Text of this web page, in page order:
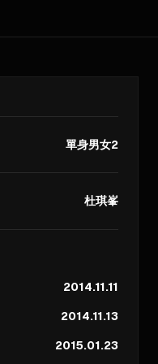
單身男女2
杜琪峯
2014.11.11
2014.11.13
2015.01.23